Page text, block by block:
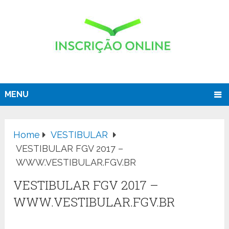
MENU
Home
VESTIBULAR
VESTIBULAR FGV 2017 –
WWW.VESTIBULAR.FGV.BR
VESTIBULAR FGV 2017 –
WWW.VESTIBULAR.FGV.BR